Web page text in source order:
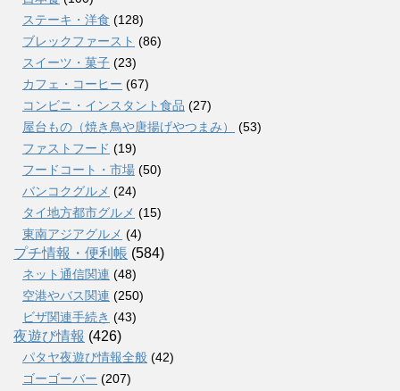
ステーキ・洋食 (128)
ブレックファースト (86)
スイーツ・菓子 (23)
カフェ・コーヒー (67)
コンビニ・インスタント食品 (27)
屋台もの（焼き鳥や唐揚げやつまみ）
(53)
ファストフード (19)
フードコート・市場 (50)
バンコクグルメ (24)
タイ地方都市グルメ (15)
東南アジアグルメ (4)
プチ情報・便利帳 (584)
ネット通信関連 (48)
空港やバス関連 (250)
ビザ関連手続き (43)
夜遊び情報 (426)
パタヤ夜遊び情報全般 (42)
ゴーゴーバー (207)